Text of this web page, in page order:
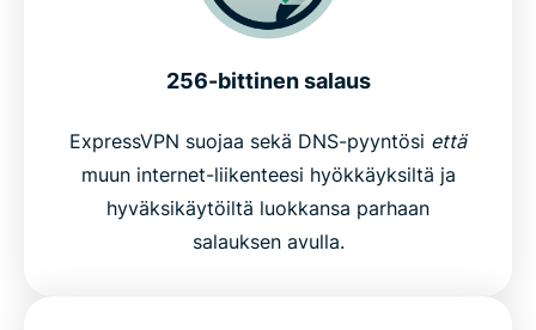
256-bittinen salaus
ExpressVPN suojaa sekä DNS-pyyntösi että
muun internet-liikenteesi hyökkäyksiltä ja
hyväksikäytöiltä luokkansa parhaan
salauksen avulla.